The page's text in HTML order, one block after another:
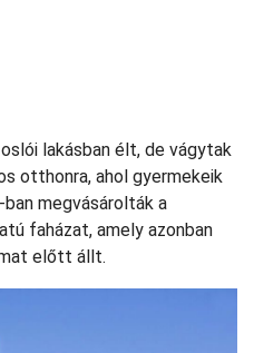
lakásban élt, de vágytak
otthonra, ahol gyermekeik
megvásárolták a
faházat, amely azonban
előtt állt.